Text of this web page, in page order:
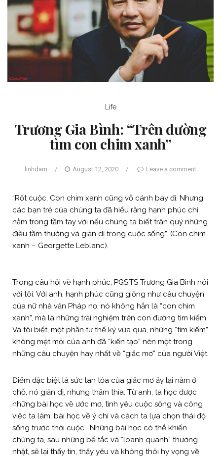
Life
Trương Gia Bình: “Trên đường
tìm con chim xanh”
linhdam / August 12, 2020 / Leave a comment
“Rốt cuộc, Con chim xanh cũng vỗ cánh bay đi. Nhưng
các bạn trẻ của chúng ta đã hiểu rằng hạnh phúc chỉ
nằm trong tầm tay với nếu chúng ta biết trân quý những
điều tầm thường và giản dị trong cuộc sống”. (Con chim
xanh – Georgette Leblanc).
Trong câu hỏi về hạnh phúc, PGS.TS Trương Gia Bình nói
với tôi: Với anh, hạnh phúc cũng giống như câu chuyện
của nữ nhà văn Pháp nọ, nó không hẳn là “con chim
xanh”, mà là những trải nghiệm trên con đường tìm kiếm.
Và tôi biết, một phần tư thế kỷ vừa qua, những “tìm kiếm”
không mệt mỏi của anh đã “kiến tạo” nên một trong
những câu chuyện hay nhất về “giấc mơ” của người Việt.
Điểm đặc biệt là sức lan tỏa của giấc mơ ấy lại nằm ở
chỗ, nó giản dị, nhưng thấm thía. Từ anh, ta học được
những bài học về ước mơ, tình yêu cuộc sống và công
việc ta làm; bài học về ý chí và cách ta lựa chọn thái độ
sống trước thời cuộc… Những bài học có thể khiến
chúng ta, sau những bế tắc và “loanh quanh” thường
nhật, sẽ lại thấy tin, thấy yêu và không thôi hy vọng về